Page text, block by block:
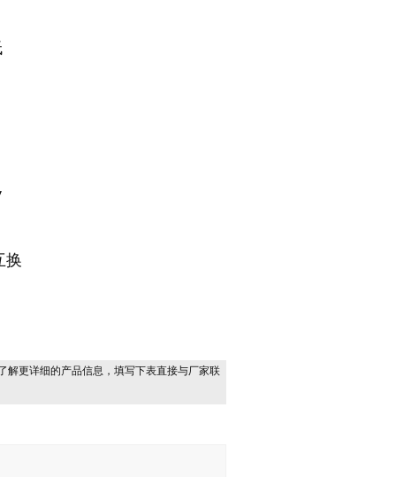
换
解更详细的产品信息，填写下表直接与厂家联